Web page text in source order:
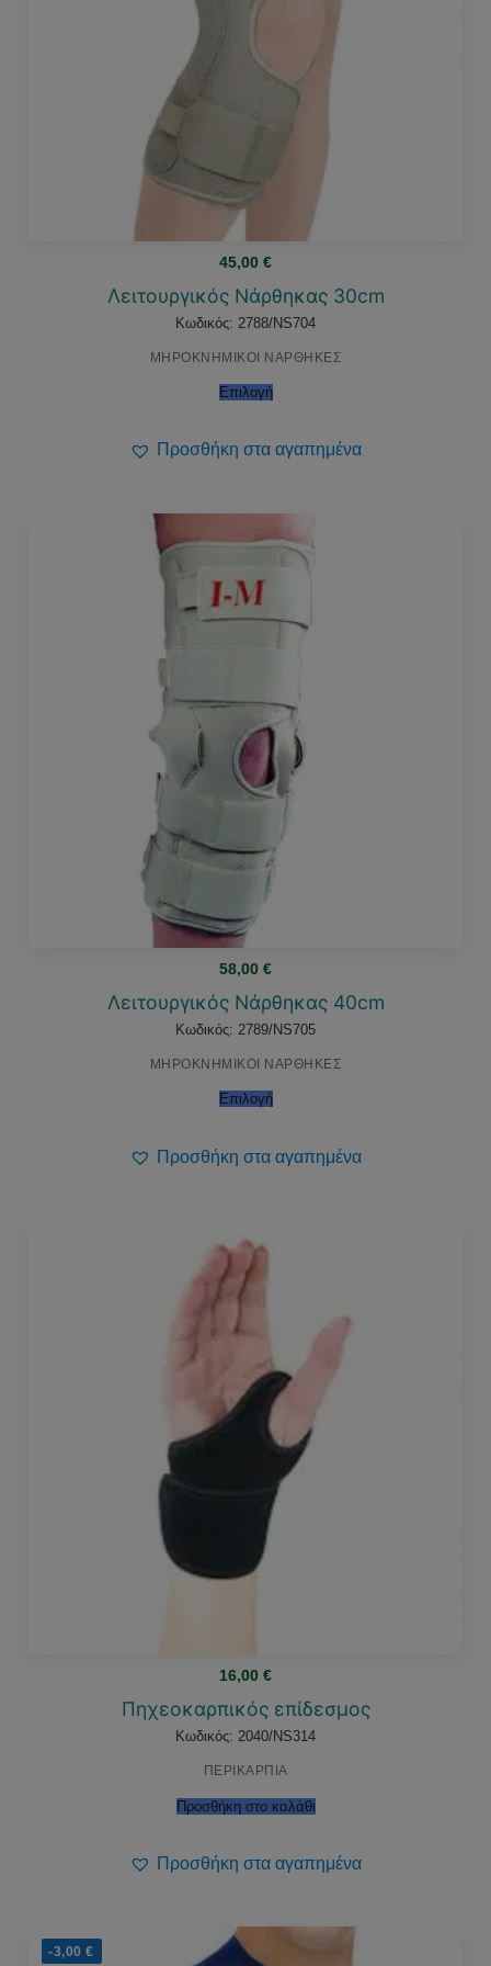
45,00 €
Λειτουργικός Νάρθηκας 30cm
Κωδικός: 2788/NS704
ΜΗΡΟΚΝΗΜΙΚΟΙ ΝΑΡΘΗΚΕΣ
Επιλογή
Προσθήκη στα αγαπημένα
58,00 €
Λειτουργικός Νάρθηκας 40cm
Κωδικός: 2789/NS705
ΜΗΡΟΚΝΗΜΙΚΟΙ ΝΑΡΘΗΚΕΣ
Επιλογή
Προσθήκη στα αγαπημένα
16,00 €
Πηχεοκαρπικός επίδεσμος
Κωδικός: 2040/NS314
ΠΕΡΙΚΑΡΠΙΑ
Προσθήκη στο καλάθι
Προσθήκη στα αγαπημένα
-3,00€